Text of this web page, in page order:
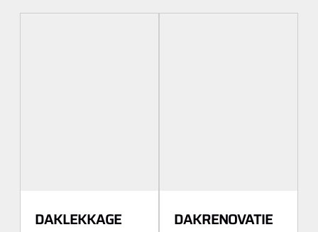
DAKLEKKAGE DAKRENOVATIE